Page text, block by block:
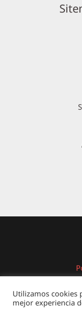
Utilizamos cookies
mejor experiencia